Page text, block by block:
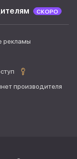
СКОРО
рекламы
производителя